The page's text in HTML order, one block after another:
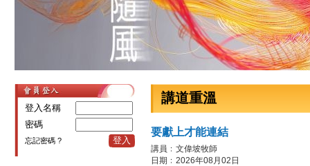
登入名稱
密碼
忘記密碼 ? 登入
講道重溫
要獻上才能連結
講員﹕文偉坡牧師
日期﹕2026年08月02日